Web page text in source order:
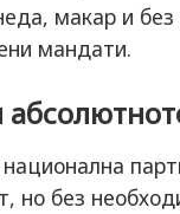
макар и
мандати.
но без